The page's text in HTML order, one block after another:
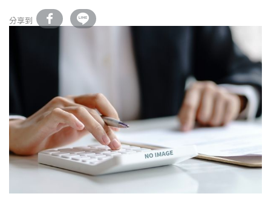
分享到